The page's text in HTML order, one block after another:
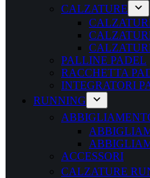
CALZATURE
PALLINE PADEL
RACCHETTA
INTEGRATORI
RUNNING
ACCESSORI
CALZATURE